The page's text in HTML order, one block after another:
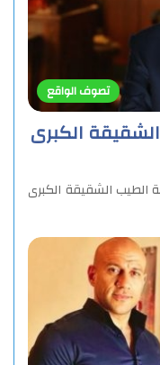
تصوف الواقع
الكبرى
الشقيقة الكبرى